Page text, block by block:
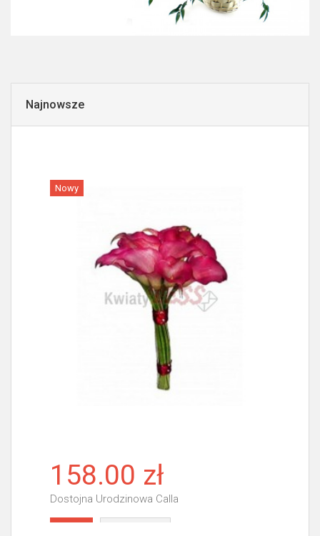
Najnowsze
Nowy
158.00 zł
Dostojna Urodzinowa Calla